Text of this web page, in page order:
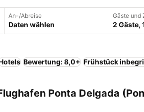
An-/Abreise
Daten wählen
Gäste und
2 Gäste,
Bewertung: 8,0+ Frühstück
Ponta Delgada